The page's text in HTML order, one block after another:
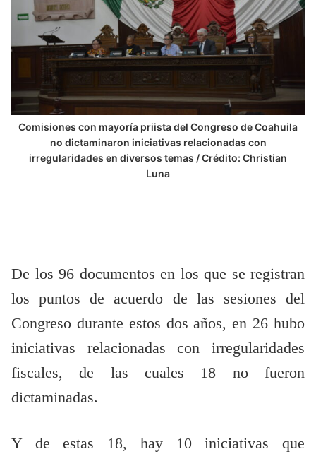
Comisiones con mayoría priista del Congreso de Coahuila
no dictaminaron iniciativas relacionadas con
irregularidades en diversos temas / Crédito: Christian
Luna
De los 96 documentos en los que se registran
los puntos de acuerdo de las sesiones del
Congreso durante estos dos años, en 26 hubo
iniciativas relacionadas con irregularidades
fiscales, de las cuales 18 no fueron
dictaminadas.
Y de estas 18, hay 10 iniciativas que